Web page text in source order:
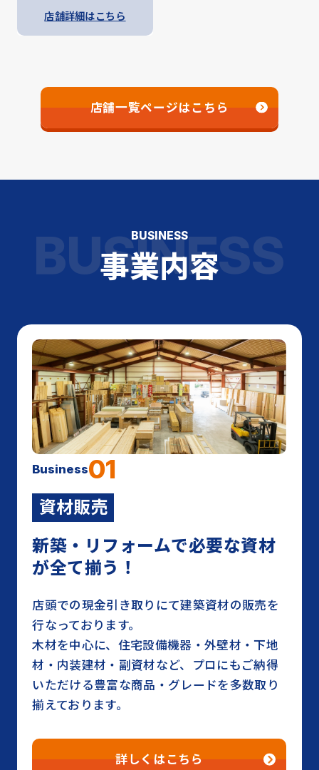
店舗詳細はこちら
店舗一覧ページはこちら
BUSINESS
BUSINESS
事業内容
Business01
資材販売
新築・リフォームで必要な資材
が全て揃う！
店頭での現⾦引き取りにて建築資材の販売を
⾏なっております。
⽊材を中⼼に、住宅設備機器・外壁材・下地
材・内装建材・副資材など、プロにもご納得
いただける豊富な商品・グレードを多数取り
揃えております。
詳しくはこちら